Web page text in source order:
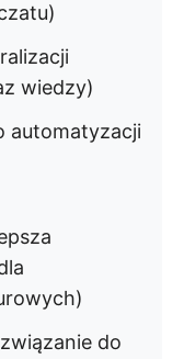
wiedzy)
automatyzacji
do